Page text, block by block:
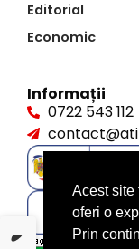
Editorial
Economic
Informații
0722 543 112
Acest site
oferi o
Prin